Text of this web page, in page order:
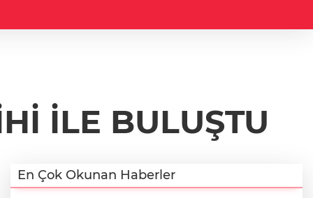
İLE BULUŞTU
En Çok Okunan Haberler